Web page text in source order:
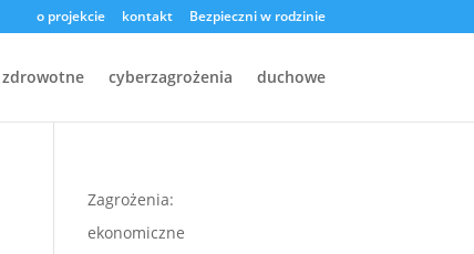
o projekcie kontakt Bezpieczni w rodzinie
zdrowotne cyberzagrożenia duchowe
Zagrożenia:
ekonomiczne